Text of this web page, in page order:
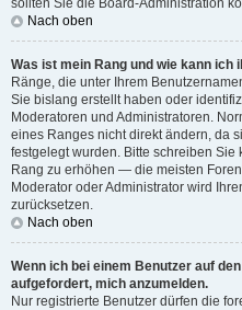
sollten Sie die Board-Administration
Nach oben
Was ist mein Rang und wie kann ich
Ränge, die unter Ihrem
Sie bislang erstellt haben oder
Moderatoren und Administratoren.
eines Ranges nicht direkt ändern, da
festgelegt wurden. Bitte schreiben
Rang zu erhöhen — die meisten
Moderator oder Administrator wird
zurücksetzen.
Nach oben
Wenn ich bei einem Benutzer auf
aufgefordert, mich anzumelden.
Nur registrierte Benutzer dürfen die